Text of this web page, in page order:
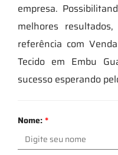
empresa.
melhores
referência com
Tecido em Embu
sucesso esperando
Nome:*